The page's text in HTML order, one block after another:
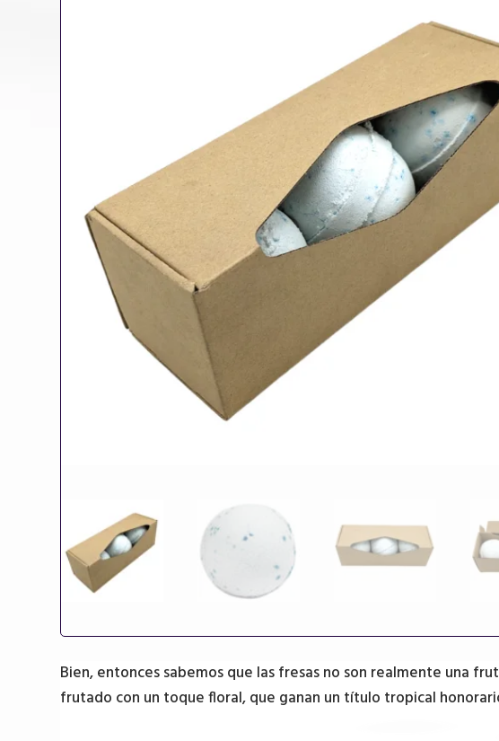
Bien, entonces sabemos que las fresas no son realmente una
frutado con un toque floral, que ganan un título tropical